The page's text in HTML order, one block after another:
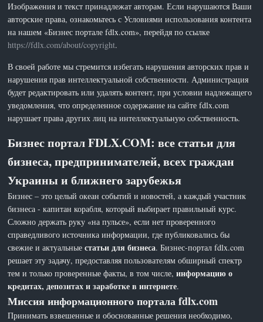
Изображения и текст принадлежат авторам. Если нарушаются Ваши
авторские права, ознакомьтесь с Условиями использования контента
на нашем «Бизнес портале fdlx.com», перейдя по ссылке
https://fdlx.com/about/copyright.
В своей работе мы стремится избегать нарушения авторских прав и
нарушения прав интеллектуальной собственности. Администрация
будет редактировать или удалять контент, при условии надлежащего
уведомления, что определенное содержание на сайте fdlx.com
нарушает права других лиц на интеллектуальную собственность.
Бизнес портал FDLX.COM: все статьи для
бизнеса, предпринимателей, всех граждан
Украины и ближнего зарубежья
Бизнес – это целый океан событий и новостей, а каждый участник
бизнеса - капитан корабля, который выбирает правильный курс.
Сложно держать руку «на пульсе», если нет проверенного
справедливого источника информации, где публиковались бы
свежие и актуальныестатьи для бизнеса. Бизнес-портал fdlx.com
решает эту задачу, предоставляя пользователям обширный спектр
тем и только проверенные факты, в том числе,информацию о
кредитах, депозитах и заработке в интернете.
Миссия информационного портала fdlx.com
Принимать взвешенные и обоснованные решения необходимо,